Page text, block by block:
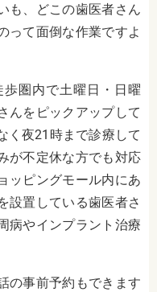
も、どこの歯医者さん
って面倒な作業ですよ
圏内で土曜日・日曜
んをピックアップして
く夜21時まで診療して
が不定休な方でも対応
ッピングモール内にあ
設置している歯医者さ
病やインプラント治療
の事前予約もできます